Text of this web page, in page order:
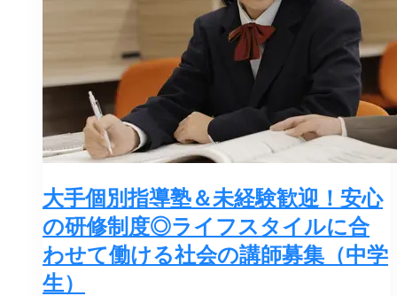
大手個別指導塾＆未経験歓迎！安心
の研修制度◎ライフスタイルに合
わせて働ける社会の講師募集（中学
生）